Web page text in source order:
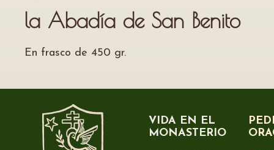
la Abadía de San Benito
En frasco de 450 gr.
VIDA EN EL
MONASTERIO